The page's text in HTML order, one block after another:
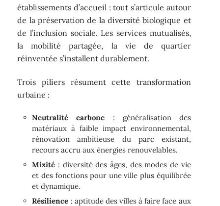
établissements d’accueil : tout s’articule autour
de la préservation de la diversité biologique et
de l’inclusion sociale. Les services mutualisés,
la mobilité partagée, la vie de quartier
réinventée s’installent durablement.
Trois piliers résument cette transformation
urbaine :
Neutralité carbone : généralisation des
matériaux à faible impact environnemental,
rénovation ambitieuse du parc existant,
recours accru aux énergies renouvelables.
Mixité : diversité des âges, des modes de vie
et des fonctions pour une ville plus équilibrée
et dynamique.
Résilience : aptitude des villes à faire face aux